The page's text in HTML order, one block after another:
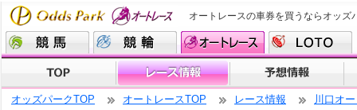
オートレースの車券を買うならオッズ
オッズパークTOP オートレースTOP レース情報 川口オ